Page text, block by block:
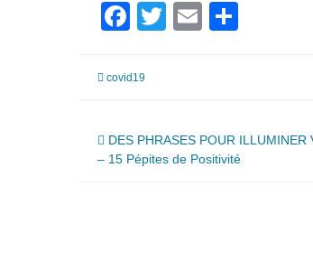
Facebook
TwitterEmail
covid19
Navigation
DES PHRASES POUR ILLUMINER
– 15 Pépites de Positivité